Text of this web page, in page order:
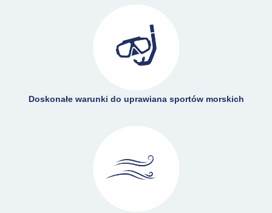
Doskonałe warunki do uprawiana sportów morskich